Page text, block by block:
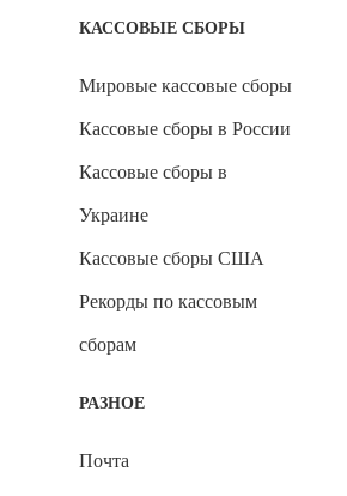
КАССОВЫЕ СБОРЫ
Мировые кассовые сборы
Кассовые сборы в России
Кассовые сборы в
Украине
Кассовые сборы США
Рекорды по кассовым
сборам
РАЗНОЕ
Почта